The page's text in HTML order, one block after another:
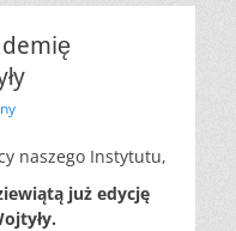
naszego Instytutu,
już edycję